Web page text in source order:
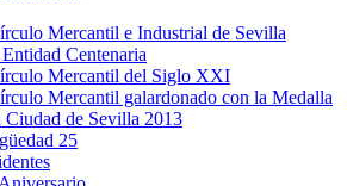
Mercantil e Industrial de Sevilla
Centenaria
Mercantil del Siglo XXI
Mercantil galardonado con la Medalla
Ciudad de Sevilla 2013
25